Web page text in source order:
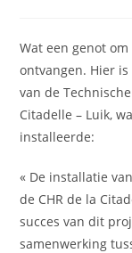
Wat een genot
ontvangen. Hier is
van de
Citadelle – Luik,
installeerde:
« De installatie
de CHR de la
succes van dit
samenwerking